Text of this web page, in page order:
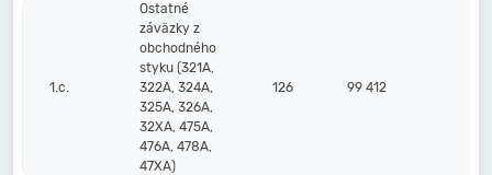
1.c.
Ostatné
záväzky z
obchodného
styku (321A,
322A, 324A,
325A, 326A,
32XA, 475A,
476A, 478A,
47XA)
126 99 412